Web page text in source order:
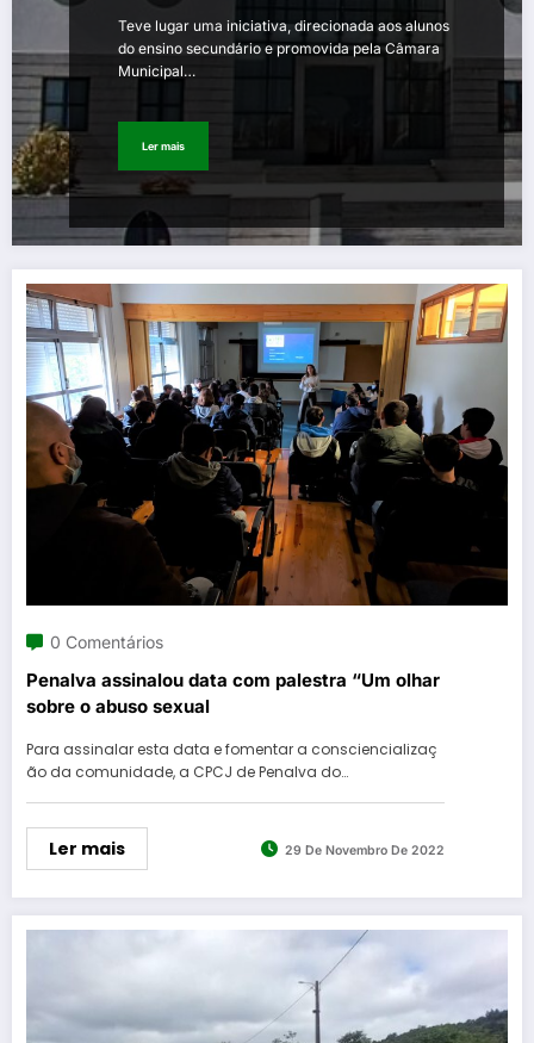
Teve lugar uma iniciativa, direcionada aos alunos
do ensino secundário e promovida pela Câmara
Municipal…
Ler mais
0 Comentários
Penalva assinalou data com palestra “Um olhar
sobre o abuso sexual
Para assinalar esta data e fomentar a consciencializaç
ão da comunidade, a CPCJ de Penalva do…
Ler mais 29 De Novembro De 2022